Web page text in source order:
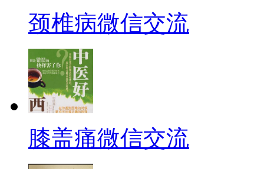
颈椎病微信交流
膝盖痛微信交流